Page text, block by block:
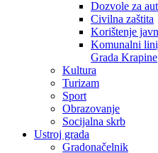
Dozvole za
Civilna zaštita
Korištenje
Komunalni
Grada Krapine
Kultura
Turizam
Sport
Obrazovanje
Socijalna skrb
Ustroj grada
Gradonačelnik